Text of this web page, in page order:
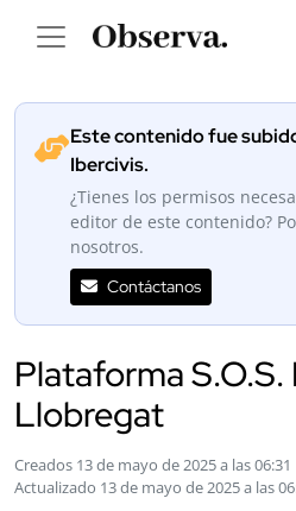
Este contenido fue
Ibercivis.
¿Tienes los permisos
editor de este contenido?
nosotros.
Contáctanos
Plataforma
Llobregat
Creados 13 de mayo de 2025 a las 06:31
Actualizado 13 de mayo de 2025 a las